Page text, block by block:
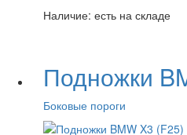
Наличие: есть на складе
Подножки
Боковые пороги